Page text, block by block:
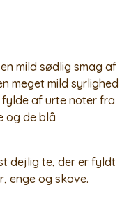
mild sødlig smag af
meget mild syrlighed
af urte noter fra
og de blå
dejlig te, der er fyldt
enge og skove.